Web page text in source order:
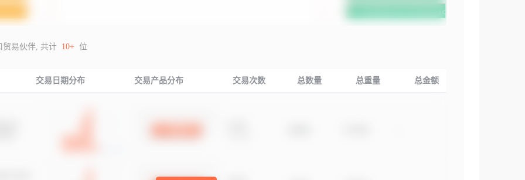
贸易伙伴, 共计 10+ 位
交易日期分布 交易产品分布 交易次数 总数量 总重量 总金额